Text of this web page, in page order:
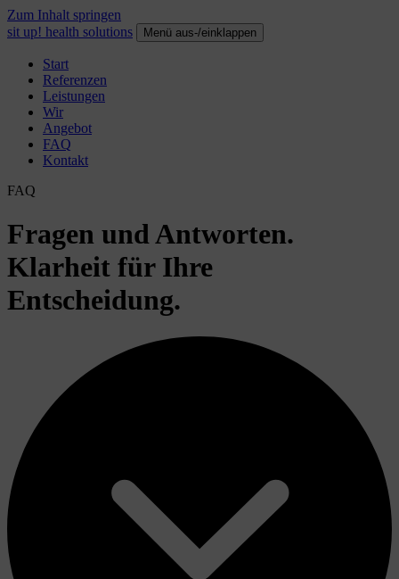
Zum Inhalt springen
sit up! health solutions
Menü aus-/einklappen
Start
Referenzen
Leistungen
Wir
Angebot
FAQ
Kontakt
FAQ
Fragen und Antworten.
Klarheit für Ihre
Entscheidung.